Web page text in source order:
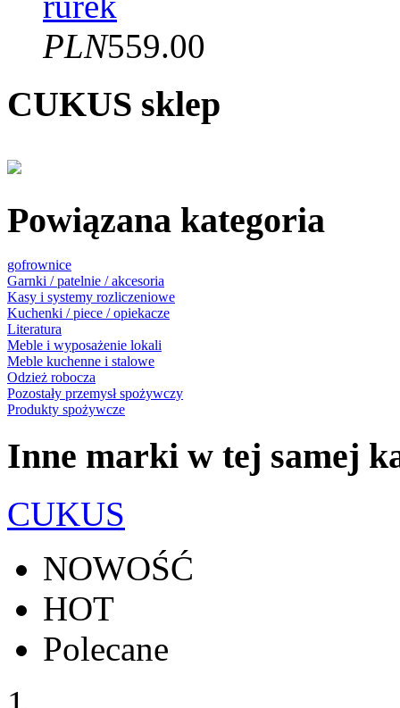
PLN559.00
CUKUS sklep
Powiązana kategoria
gofrownice
Garnki / patelnie / akcesoria
Kasy i systemy rozliczeniowe
Kuchenki / piece / opiekacze
Literatura
Meble i wyposażenie lokali
Meble kuchenne i stalowe
Odzież robocza
Pozostały przemysł spożywczy
Produkty spożywcze
Inne marki w tej samej
CUKUS
NOWOŚĆ
HOT
Polecane